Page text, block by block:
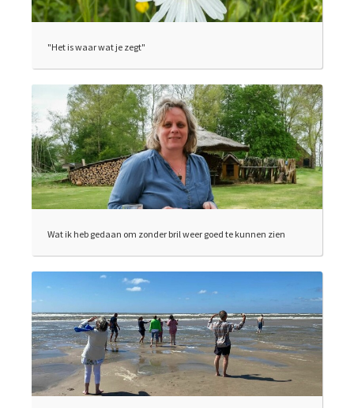
"Het is waar wat je zegt"
Wat ik heb gedaan om zonder bril weer goed te kunnen zien